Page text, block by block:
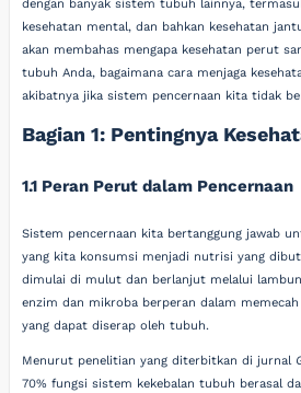
dengan banyak sistem tubuh lainnya,
kesehatan mental, dan bahkan kesehatan
akan membahas mengapa kesehatan perut
tubuh Anda, bagaimana cara menjaga
akibatnya jika sistem pencernaan kita tidak
Bagian 1: Pentingnya
1.1 Peran Perut dalam Pencernaan
Sistem pencernaan kita bertanggung jawab
yang kita konsumsi menjadi nutrisi yang
dimulai di mulut dan berlanjut melalui
enzim dan mikroba berperan dalam
yang dapat diserap oleh tubuh.
Menurut penelitian yang diterbitkan di jurnal
70% fungsi sistem kekebalan tubuh berasal